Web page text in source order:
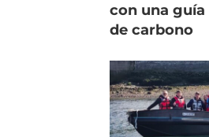
con una guía
de carbono